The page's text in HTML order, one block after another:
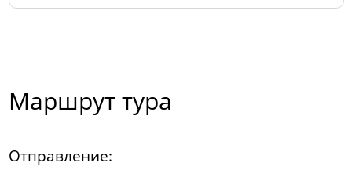
Маршрут тура
Отправление: